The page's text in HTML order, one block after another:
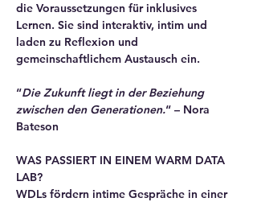
die Voraussetzungen für inklusives
Lernen. Sie sind interaktiv, intim und
laden zu Reflexion und
gemeinschaftlichem Austausch ein.
“Die Zukunft liegt in der Beziehung
zwischen den Generationen.“ – Nora
Bateson
WAS PASSIERT IN EINEM WARM DATA
LAB?
WDLs fördern intime Gespräche in einer